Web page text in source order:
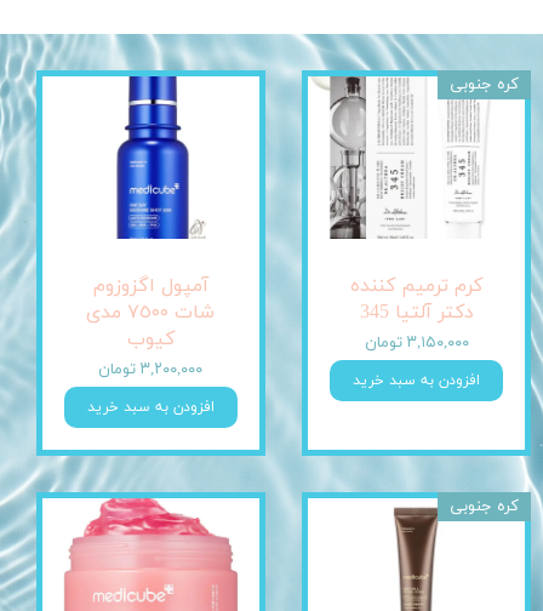
کرم ترمیم کننده
دکتر آلتیا 345
۳,۱۵۰,۰۰۰ تومان
افزودن به سبد خرید
کره جنوبی
آمپول اگزوزوم
شات ٧٥٠٠ مدی
کیوب
۳,۲۰۰,۰۰۰ تومان
افزودن به سبد خرید
کره جنوبی